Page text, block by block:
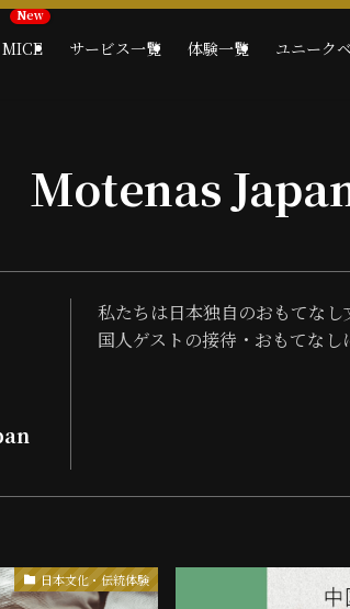
MICE サービス一覧 体験一覧 ユニーク
Motenas
私たちは日本独自のおもてな
国人ゲストの接待・おもてなし
日本文化・伝統体験